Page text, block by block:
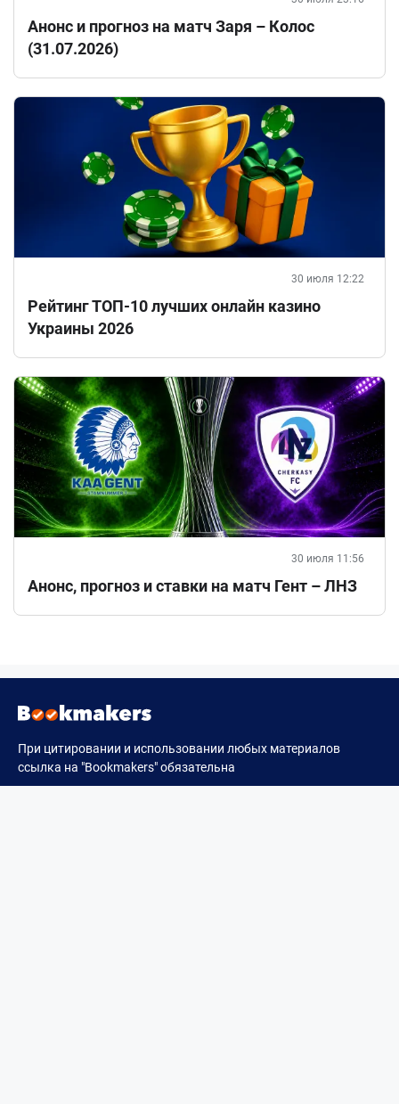
Анонс и прогноз на матч Заря – Колос
(31.07.2026)
30 июля 12:22
Рейтинг ТОП-10 лучших онлайн казино
Украины 2026
30 июля 11:56
Анонс, прогноз и ставки на матч Гент – ЛНЗ
При цитировании и использовании любых материалов
ссылка на "Bookmakers" обязательна